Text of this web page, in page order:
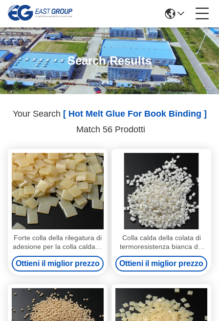
Search Results
Your Search [ Hot Melt Glue For Book Binding ]
Match 56 Prodotti
Forte colla della rilegatura di
adesione per la colla calda di
carta della colata per la
rilegatura di libro
Ottieni il miglior prezzo
Colla calda della colata di
termoresistenza bianca dei
granelli per l'adesivo della
rilegatura di libro
Ottieni il miglior prezzo